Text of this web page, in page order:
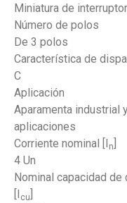
Miniatura de
Número de polos
De 3 polos
Característica de
C
Aplicación
Aparamenta industrial
aplicaciones
Corriente nominal [I n
4 Un
Nominal capacidad de
[I cu